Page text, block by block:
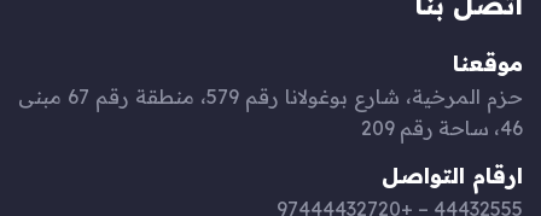
موقعنا
حزم المرخية، شارع بوغولانا رقم 579، منطقة رقم 67 مبنى
46، ساحة رقم 209
ارقام التواصل
44432555 – +97444432720